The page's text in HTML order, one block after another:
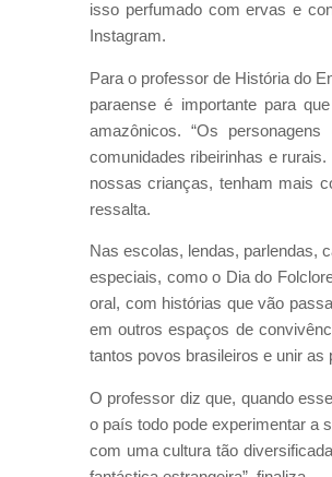
isso perfumado com ervas e
Instagram.
Para o professor de História do
paraense é importante para
amazônicos. “Os
comunidades ribeirinhas e
nossas crianças, tenham mais
ressalta.
Nas escolas, lendas, parlendas,
especiais, como o Dia do
oral, com histórias que vão
em outros espaços de
tantos povos brasileiros e unir as
O professor diz que, quando
o país todo pode experimentar a
com uma cultura tão